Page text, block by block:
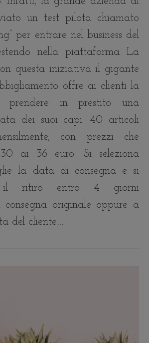
un test pilota chiamato
per entrare nel business del
nella piattaforma La
questa iniziativa il gigante
offre ai clienti la
prendere in prestito una
dei suoi capi: 40 articoli
con prezzi che
ai 36 euro. Si seleziona
la data di consegna e si
il ritiro entro 4 giorni
consegna originale oppure a
del cliente.…